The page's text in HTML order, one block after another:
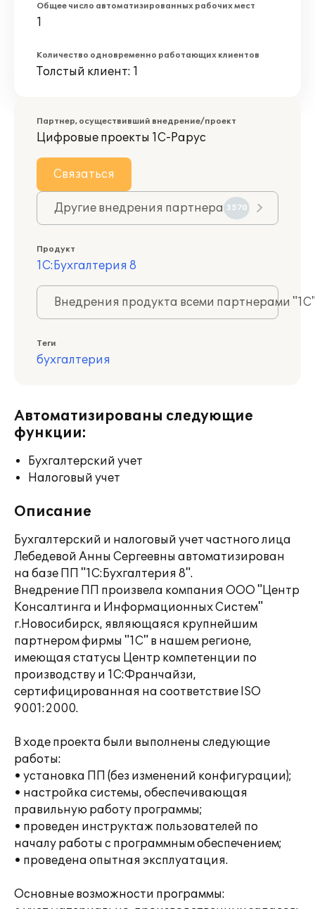
Общее число автоматизированных рабочих мест
1
Количество одновременно работающих клиентов
Толстый клиент: 1
Партнер, осуществивший внедрение/проект
Цифровые проекты 1С-Рарус
Связаться
Другие внедрения партнера 3570
Продукт
1С:Бухгалтерия 8
Внедрения продукта всеми партнерами
Теги
бухгалтерия
Автоматизированы следующие
функции:
Бухгалтерский учет
Налоговый учет
Описание
Бухгалтерский и налоговый учет частного лица
Лебедевой Анны Сергеевны автоматизирован
на базе ПП "1С:Бухгалтерия 8".
Внедрение ПП произвела компания ООО "Центр
Консалтинга и Информационных Систем"
г.Новосибирск, являющаяся крупнейшим
партнером фирмы "1С" в нашем регионе,
имеющая статусы Центр компетенции по
производству и 1С:Франчайзи,
сертифицированная на соответствие ISO
9001:2000.
В ходе проекта были выполнены следующие
работы:
• установка ПП (без изменений конфигурации);
• настройка системы, обеспечивающая
правильную работу программы;
• проведен инструктаж пользователей по
началу работы с программным обеспечением;
• проведена опытная эксплуатация.
Основные возможности программы: